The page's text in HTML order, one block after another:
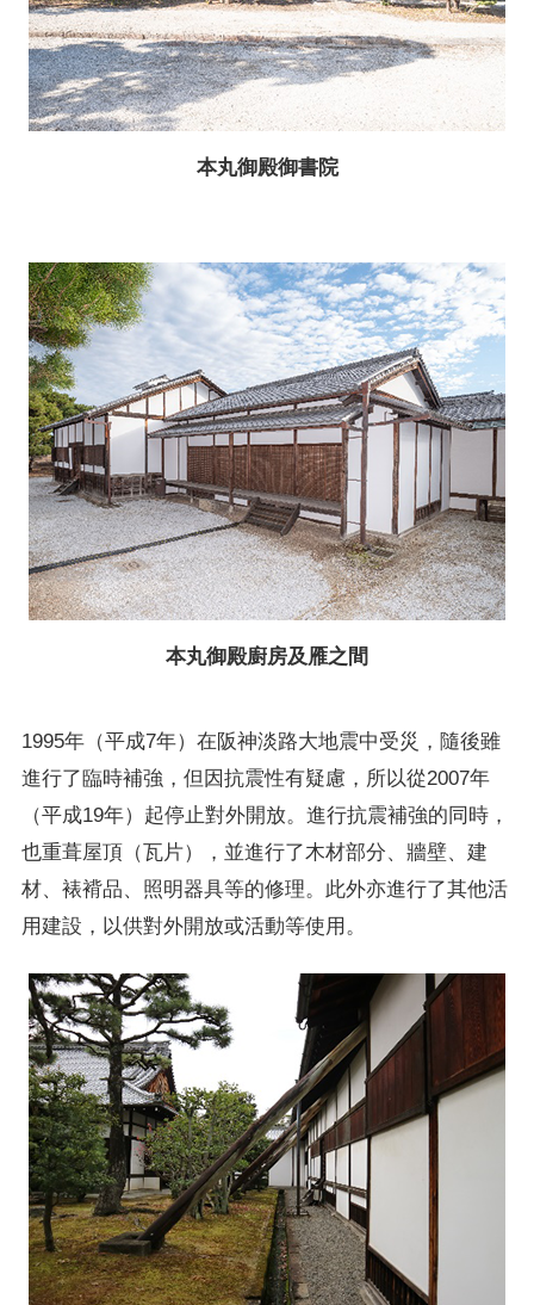
本丸御殿御書院
本丸御殿廚房及雁之間
1995年（平成7年）在阪神淡路大地震中受災，隨後雖
進行了臨時補強，但因抗震性有疑慮，所以從2007年
（平成19年）起停止對外開放。進行抗震補強的同時，
也重葺屋頂（瓦片），並進行了木材部分、牆壁、建
材、裱褙品、照明器具等的修理。此外亦進行了其他活
用建設，以供對外開放或活動等使用。